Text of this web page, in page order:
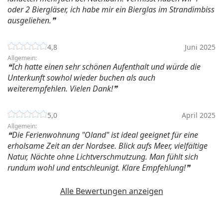
oder 2 Biergläser, ich habe mir ein Bierglas im Strandimbiss
ausgeliehen.
4,8 Juni 2025
Allgemein:
Ich hatte einen sehr schönen Aufenthalt und würde die
Unterkunft sowhol wieder buchen als auch
weiterempfehlen. Vielen Dank!
5,0 April 2025
Allgemein:
Die Ferienwohnung "Oland" ist ideal geeignet für eine
erholsame Zeit an der Nordsee. Blick aufs Meer, vielfältige
Natur, Nächte ohne Lichtverschmutzung. Man fühlt sich
rundum wohl und entschleunigt. Klare Empfehlung!
Alle Bewertungen anzeigen